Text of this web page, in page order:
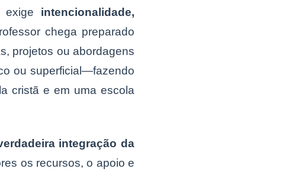
exige intencionalidade,
chega preparado
projetos ou abordagens
ou superficial—fazendo
cristã e em uma escola
integração da
os recursos, o apoio e